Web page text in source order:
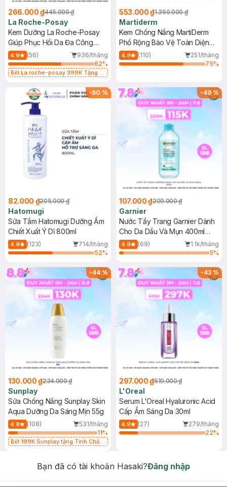
266.000 ₫445.000 ₫
La Roche-Posay
Kem Dưỡng La Roche-Posay
Giúp Phục Hồi Da Đa Công
Dụng 40ml
4.9 (56)
936/tháng
62%
Bill La roche-posay 399K Tặng
(SL có hạn)
553.000 ₫1.350.000 ₫
Martiderm
Kem Chống Nắng MartiDerm
Phổ Rộng Bảo Vệ Toàn Diện
40ml
4.9 (110)
251/tháng
75%
-60 %
82.000 ₫205.000 ₫
Hatomugi
Sữa Tắm Hatomugi Dưỡng Ẩm
Chiết Xuất Ý Dĩ 800ml
4.9 (123)
714/tháng
52%
-49%
107.000 ₫209.000 ₫
Garnier
Nước Tẩy Trang Garnier Dành
Cho Da Dầu Và Mụn 400ml
(Mới)
4.9 (69)
1.1k/tháng
5%
-44%
130.000 ₫234.000 ₫
Sunplay
Sữa Chống Nắng Sunplay Skin
Aqua Dưỡng Da Sáng Mịn 55g
4.9 (108)
531/tháng
11%
Bill 199K Sunplay tặng Tinh Chất
-43%
297.000 ₫519.000 ₫
L'Oreal
Serum L'Oreal Hyaluronic Acid
Cấp Ẩm Sáng Da 30ml
4.9 (27)
279/tháng
22%
Bạn đã có tài khoản Hasaki?Đăng nhập